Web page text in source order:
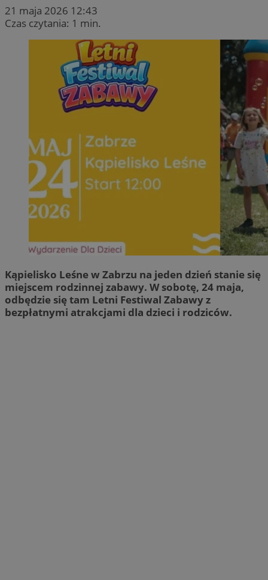
21 maja 2026 12:43
Czas czytania: 1 min.
Kąpielisko Leśne w Zabrzu na jeden dzień stanie się
miejscem rodzinnej zabawy. W sobotę, 24 maja,
odbędzie się tam Letni Festiwal Zabawy z
bezpłatnymi atrakcjami dla dzieci i rodziców.